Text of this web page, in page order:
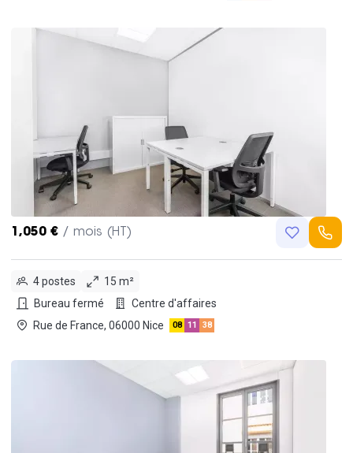
1,050 € / mois (HT)
4 postes
15 m²
Bureau fermé
Centre d'affaires
Rue de France, 06000 Nice
08 11 38